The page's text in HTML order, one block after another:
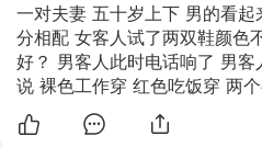
一对夫妻 五十岁上下 男的看
分相配 女客人试了两双鞋颜色
好？ 男客人此时电话响了 男
说 裸色工作穿 红色吃饭穿 两